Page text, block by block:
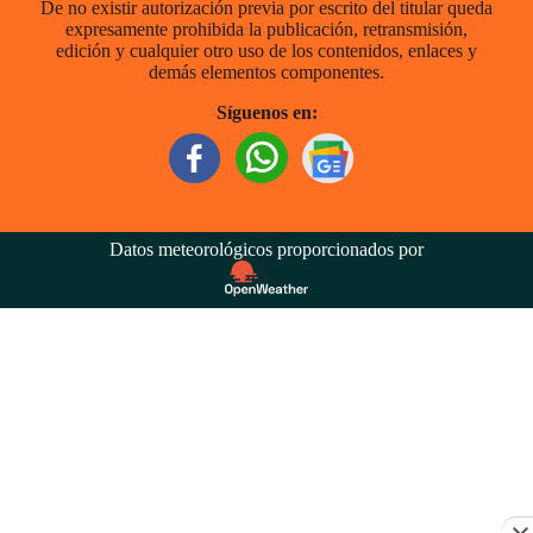
De no existir autorización previa por escrito del titular queda
expresamente prohibida la publicación, retransmisión,
edición y cualquier otro uso de los contenidos, enlaces y
demás elementos componentes.
Síguenos en:
Datos meteorológicos proporcionados por